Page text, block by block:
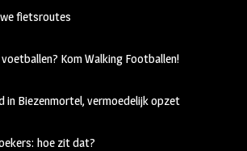
fietsroutes
Kom Walking Footballen!
in Biezenmortel, vermoedelijk opzet
hoe zit dat?